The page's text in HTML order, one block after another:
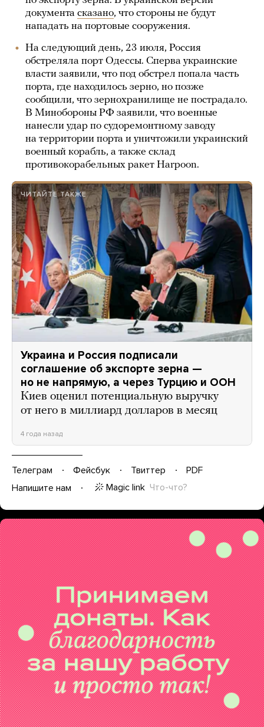
документа сказано, что стороны не будут
нападать на портовые сооружения.
На следующий день, 23 июля, Россия
обстреляла порт Одессы. Сперва украинские
власти заявили, что под обстрел попала часть
порта, где находилось зерно, но позже
сообщили, что зернохранилище не пострадало.
В Минобороны РФ заявили, что военные
нанесли удар по судоремонтному заводу
на территории порта и уничтожили украинский
военный корабль, а также склад
противокорабельных ракет Harpoon.
ЧИТАЙТЕ ТАКЖЕ
Украина и Россия подписали
соглашение об экспорте зерна —
но не напрямую, а через Турцию и ООН
Киев оценил потенциальную выручку
от него в миллиард долларов в месяц
4 года назад
Телеграм Фейсбук Твиттер
PDF
Напишите нам
Magic link Что-что?